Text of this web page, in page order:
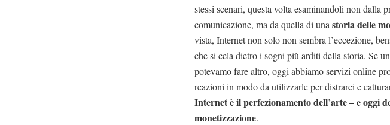
stessi scenari, questa volta esaminandoli non dalla
comunicazione, ma da quella di unastoria delle
vista, Internet non solo non sembra l’eccezione,
che si cela dietro i sogni più arditi della storia. Se
potevamo fare altro, oggi abbiamo servizi online
reazioni in modo da utilizzarle per distrarci e
Internet è il perfezionamento dell’arte – e oggi
monetizzazione.